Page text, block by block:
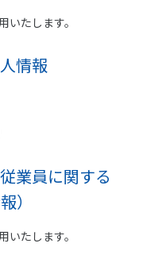
たします。
情報
業員に関する
）
たします。